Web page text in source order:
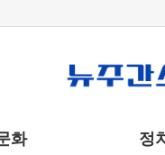
뉴주간스포츠
화 정